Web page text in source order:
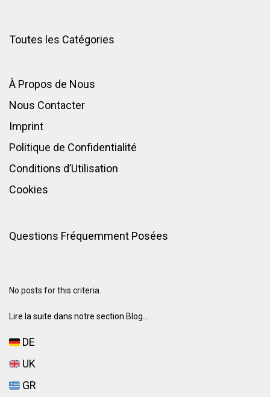
Toutes les Catégories
À Propos de Nous
Nous Contacter
Imprint
Politique de Confidentialité
Conditions d’Utilisation
Cookies
Questions Fréquemment Posées
No posts for this criteria.
Lire la suite dans notre section Blog...
DE
UK
GR